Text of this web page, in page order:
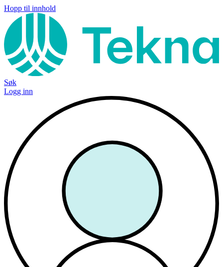
Hopp til innhold
Søk
Logg inn